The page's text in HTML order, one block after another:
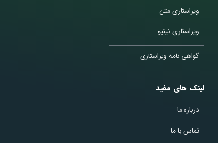
ویراستاری متن
ویراستاری نیتیو
گواهی نامه ویراستاری
لینک های مفید
درباره ما
تماس با ما